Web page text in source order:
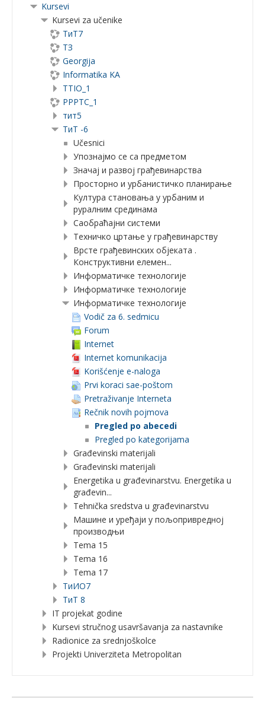
Kursevi
Kursevi za učenike
ТиТ7
ТЗ
Georgija
Informatika KA
TTIO_1
PPPTC_1
тит5
ТиТ -6
Učesnici
Упознајмо се са предметом
Значај и развој грађевинарства
Просторно и урбанистичко планирање
Култура становања у урбаним и
руралним срединама
Саобраћајни системи
Техничко цртање у грађевинарству
Врсте грађевинских објеката .
Конструктивни елемен...
Информатичке технологије
Информатичке технологије
Информатичке технологије
Vodič za 6. sedmicu
Forum
Internet
Internet komunikacija
Korišćenje e-naloga
Prvi koraci sae-poštom
Pretraživanje Interneta
Rečnik novih pojmova
Pregled po abecedi
Pregled po kategorijama
Građevinski materijali
Građevinski materijali
Energetika u građevinarstvu. Energetika u
građevin...
Tehnička sredstva u građevinarstvu
Машине и уређаји у пољопривредној
производњи
Tema 15
Tema 16
Tema 17
TиИО7
ТиТ 8
IT projekat godine
Kursevi stručnog usavršavanja za nastavnike
Radionice za srednjoškolce
Projekti Univerziteta Metropolitan